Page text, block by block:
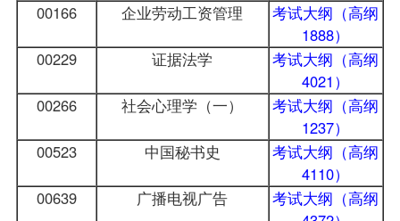
00166
企业劳动工资管理
考试大纲（高纲
1888）
00229
证据法学
考试大纲（高纲
4021）
00266
社会心理学（一）
考试大纲（高纲
1237）
00523
中国秘书史
考试大纲（高纲
4110）
00639
广播电视广告
考试大纲（高纲